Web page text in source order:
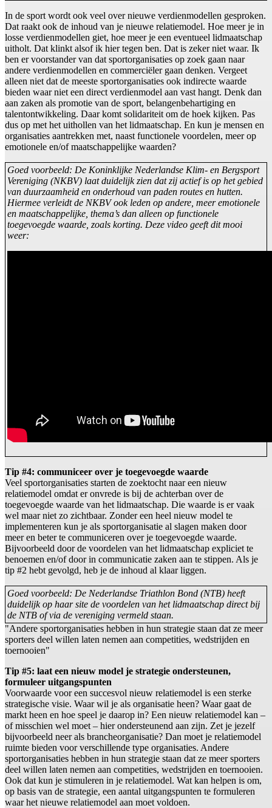
In de sport wordt ook veel over nieuwe verdienmodellen gesproken.
Dat raakt ook de inhoud van je nieuwe relatiemodel. Hoe meer je in
losse verdienmodellen giet, hoe meer je een eventueel lidmaatschap
uitholt. Dat klinkt alsof ik hier tegen ben. Dat is zeker niet waar. Ik
ben er voorstander van dat sportorganisaties op zoek gaan naar
andere verdienmodellen en commerciëler gaan denken. Vergeet
alleen niet dat de meeste sportorganisaties ook indirecte waarde
bieden waar niet een direct verdienmodel aan vast hangt. Denk dan
aan zaken als promotie van de sport, belangenbehartiging en
talentontwikkeling. Daar komt solidariteit om de hoek kijken. Pas
dus op met het uithollen van het lidmaatschap. En kun je mensen en
organisaties aantrekken met, naast functionele voordelen, meer op
emotionele en/of maatschappelijke waarden?
Goed voorbeeld: De Koninklijke Nederlandse Klim- en Bergsport
Vereniging (NKBV) laat duidelijk zien dat zij actief is op het gebied
van duurzaamheid en onderhoud van paden routes en hutten.
Hiermee verleidt de NKBV ook leden op andere, meer emotionele
en maatschappelijke, thema’s dan alleen op functionele
toegevoegde waarde, zoals korting. Deze video geeft dit mooi
weer:
Tip #4: communiceer over je toegevoegde waarde
Veel sportorganisaties starten de zoektocht naar een nieuw
relatiemodel omdat er onvrede is bij de achterban over de
toegevoegde waarde van het lidmaatschap. Die waarde is er vaak
wel maar niet zo zichtbaar. Zonder een heel nieuw model te
implementeren kun je als sportorganisatie al slagen maken door
meer en beter te communiceren over je toegevoegde waarde.
Bijvoorbeeld door de voordelen van het lidmaatschap expliciet te
benoemen en/of door in communicatie zaken aan te stippen. Als je
tip #2 hebt gevolgd, heb je de inhoud al klaar liggen.
Goed voorbeeld: De Nederlandse Triathlon Bond (NTB) heeft
duidelijk op haar site de voordelen van het lidmaatschap direct bij
de NTB of via de vereniging vermeld staan.
"Andere sportorganisaties hebben in hun strategie staan dat ze meer
sporters deel willen laten nemen aan competities, wedstrijden en
toernooien"
Tip #5: laat een nieuw model je strategie ondersteunen,
formuleer uitgangspunten
Voorwaarde voor een succesvol nieuw relatiemodel is een sterke
strategische visie. Waar wil je als organisatie heen? Waar gaat de
markt heen en hoe speel je daarop in? Een nieuw relatiemodel kan –
of misschien wel moet – hier ondersteunend aan zijn. Zet je jezelf
bijvoorbeeld neer als brancheorganisatie? Dan moet je relatiemodel
ruimte bieden voor verschillende type organisaties. Andere
sportorganisaties hebben in hun strategie staan dat ze meer sporters
deel willen laten nemen aan competities, wedstrijden en toernooien.
Ook dat kun je stimuleren in je relatiemodel. Wat kan helpen is om,
op basis van de strategie, een aantal uitgangspunten te formuleren
waar het nieuwe relatiemodel aan moet voldoen.